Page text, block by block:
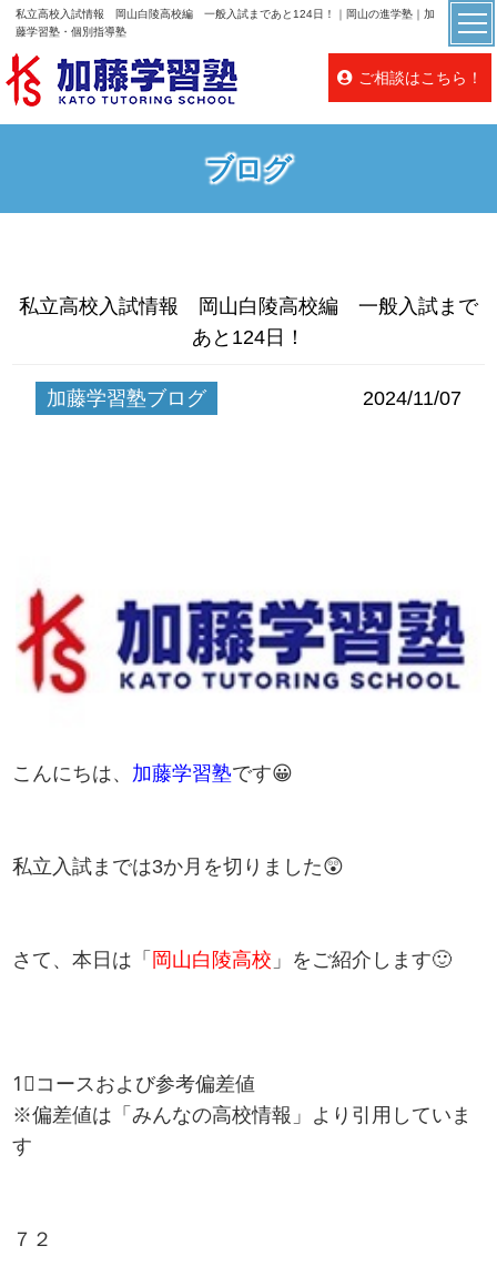
私立高校入試情報 岡山白陵高校編 一般入試まであと124日！｜岡山の進学塾｜加
藤学習塾・個別指導塾
ご相談はこちら！
ブログ
私立高校入試情報 岡山白陵高校編 一般入試まで
あと124日！
加藤学習塾ブログ 2024/11/07
こんにちは、 加藤学習塾です😀
私立入試までは3か月を切りました😲
さて、本日は「 岡山白陵高校 」をご紹介します🙂
1⃣コースおよび参考偏差値
※偏差値は「みんなの高校情報」より引用していま
す
７２